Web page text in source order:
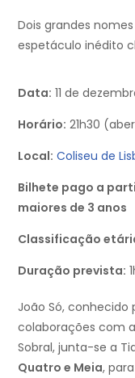
Dois grandes
espetáculo inédito
Data: 11 de
Horário: 21h30
Local: Coliseu de
Bilhete pago a
maiores de 3 anos
Classificação
Duração prevista:
João Só, conhecido
colaborações com
Sobral, junta-se a
Quatro e Meia,